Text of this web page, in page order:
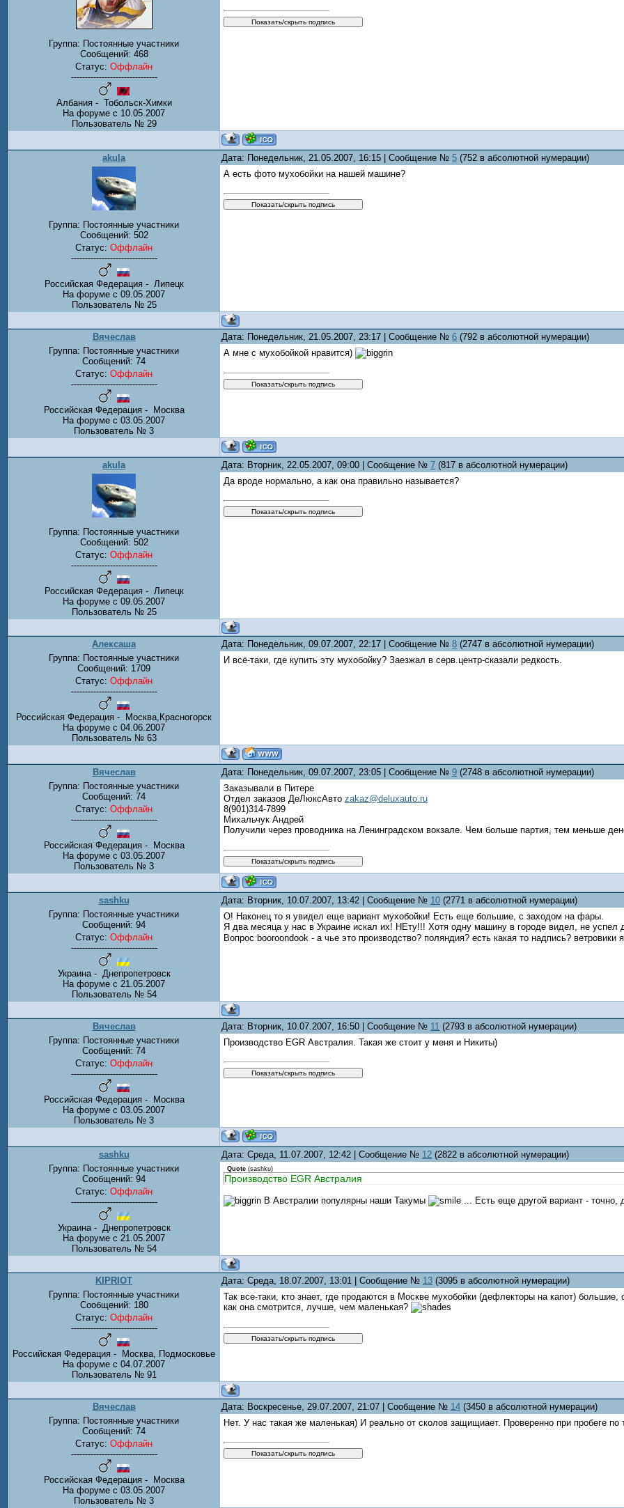
Группа: Постоянные участники
Сообщений: 468
Статус: Оффлайн
-------------------------------
Албания - Тобольск-Химки
На форуме с 10.05.2007
Пользователь № 29
akula Дата: Понедельник, 21.05.2007, 16:15 | Сообщение № 5 (752 в абсолютной нумерации)
Группа: Постоянные участники
Сообщений: 502
Статус: Оффлайн
-------------------------------
Российская Федерация - Липецк
На форуме с 09.05.2007
Пользователь № 25
А есть фото мухобойки на нашей машине?
Вячеслав Дата: Понедельник, 21.05.2007, 23:17 | Сообщение № 6 (792 в абсолютной нумерации)
Группа: Постоянные участники
Сообщений: 74
Статус: Оффлайн
-------------------------------
Российская Федерация - Москва
На форуме с 03.05.2007
Пользователь № 3
А мне с мухобойкой нравится)
akula Дата: Вторник, 22.05.2007, 09:00 | Сообщение № 7 (817 в абсолютной нумерации)
Группа: Постоянные участники
Сообщений: 502
Статус: Оффлайн
-------------------------------
Российская Федерация - Липецк
На форуме с 09.05.2007
Пользователь № 25
Да вроде нормально, а как она правильно называется?
Алексаша Дата: Понедельник, 09.07.2007, 22:17 | Сообщение № 8 (2747 в абсолютной нумерации)
Группа: Постоянные участники
Сообщений: 1709
Статус: Оффлайн
-------------------------------
Российская Федерация - Москва,Красногорск
На форуме с 04.06.2007
Пользователь № 63
И всё-таки, где купить эту мухобойку? Заезжал в серв.центр-сказали редкость.
Вячеслав Дата: Понедельник, 09.07.2007, 23:05 | Сообщение № 9 (2748 в абсолютной нумерации)
Группа: Постоянные участники
Сообщений: 74
Статус: Оффлайн
-------------------------------
Российская Федерация - Москва
На форуме с 03.05.2007
Пользователь № 3
Заказывали в Питере
Отдел заказов ДеЛюксАвто zakaz@deluxauto.ru
8(901)314-7899
Михальчук Андрей
Получили через проводника на Ленинградском вокзале. Чем больше партия, тем меньше
sashku Дата: Вторник, 10.07.2007, 13:42 | Сообщение № 10 (2771 в абсолютной нумерации)
Группа: Постоянные участники
Сообщений: 94
Статус: Оффлайн
-------------------------------
Украина - Днепропетровск
На форуме с 21.05.2007
Пользователь № 54
О! Наконец то я увидел еще вариант мухобойки! Есть еще большие, с заходом на фары.
Я два месяца у нас в Украине искал их! НЕту!!! Хотя одну машину в городе видел, не успел
Вопрос booroondook - а чье это производство? поляндия? есть какая то надпись?
Вячеслав Дата: Вторник, 10.07.2007, 16:50 | Сообщение № 11 (2793 в абсолютной нумерации)
Группа: Постоянные участники
Сообщений: 74
Статус: Оффлайн
-------------------------------
Российская Федерация - Москва
На форуме с 03.05.2007
Пользователь № 3
Производство EGR Австралия. Такая же стоит у меня и Никиты)
sashku Дата: Среда, 11.07.2007, 12:42 | Сообщение № 12 (2822 в абсолютной нумерации)
Группа: Постоянные участники
Сообщений: 94
Статус: Оффлайн
-------------------------------
Украина - Днепропетровск
На форуме с 21.05.2007
Пользователь № 54
Quote (sashku)
Производство EGR Австралия
В Австралии популярны наши Такумы ... Есть еще другой вариант -
KIPRIOT Дата: Среда, 18.07.2007, 13:01 | Сообщение № 13 (3095 в абсолютной нумерации)
Группа: Постоянные участники
Сообщений: 180
Статус: Оффлайн
-------------------------------
Российская Федерация - Москва, Подмосковье
На форуме с 04.07.2007
Пользователь № 91
Так все-таки, кто знает, где продаются в Москве мухобойки (дефлекторы на капот)
как она смотрится, лучше, чем маленькая?
Вячеслав Дата: Воскресенье, 29.07.2007, 21:07 | Сообщение № 14 (3450 в абсолютной нумерации)
Группа: Постоянные участники
Сообщений: 74
Статус: Оффлайн
-------------------------------
Российская Федерация - Москва
На форуме с 03.05.2007
Пользователь № 3
Нет. У нас такая же маленькая) И реально от сколов защищиает. Проверенно при пробеге по